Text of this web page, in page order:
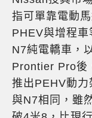
指可單靠電動
PHEV與增程
N7純電轎車，
Prontier Pro後
推出PEHV動力
與N7相同，雖